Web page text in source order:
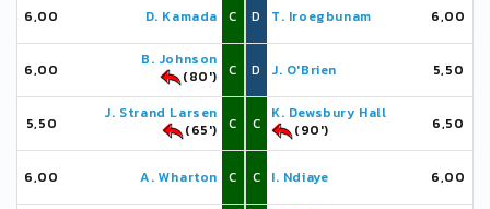
6,00 D. Kamada C
6,00
B. Johnson
(80')
C
5,50
J. Strand Larsen
(65')
C
6,00 A. Wharton C
D T. Iroegbunam 6,00
D J. O'Brien 5,50
C
K. Dewsbury Hall
(90')
6,50
C I. Ndiaye 6,00